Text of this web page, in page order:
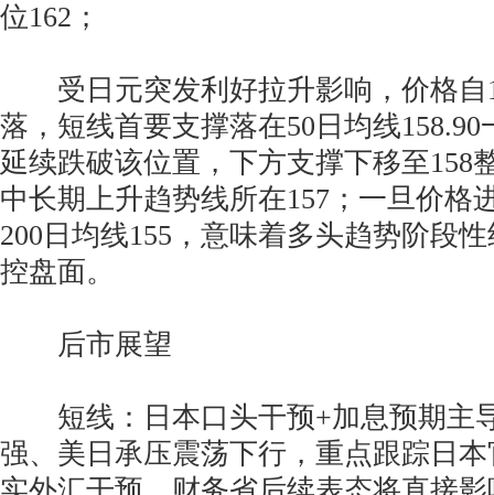
位162；
受日元突发利好拉升影响，价格自
落，短线首要支撑落在50日均线
延续跌破该位置，下方支撑下移至158
中长期上升趋势线所在157；一旦价格
200日均线155，意味着多头趋势阶段
控盘面。
后市展望
短线：日本口头干预+加息预期主
强、美日承压震荡下行，重点跟踪日